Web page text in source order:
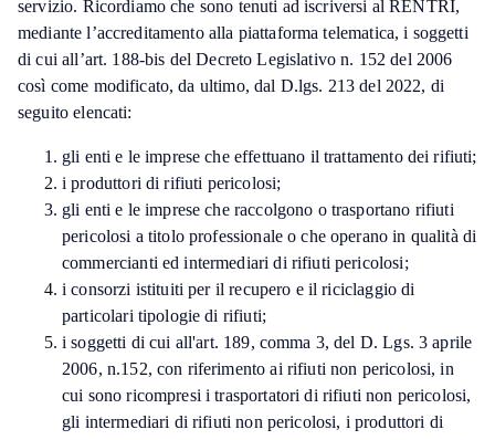
servizio. Ricordiamo che sono tenuti ad iscriversi al RENTRI,
mediante l’accreditamento alla piattaforma telematica, i soggetti
di cui all’art. 188-bis del Decreto Legislativo n. 152 del 2006
così come modificato, da ultimo, dal D.lgs. 213 del 2022, di
seguito elencati:
gli enti e le imprese che effettuano il trattamento dei rifiuti;
i produttori di rifiuti pericolosi;
gli enti e le imprese che raccolgono o trasportano rifiuti
pericolosi a titolo professionale o che operano in qualità di
commercianti ed intermediari di rifiuti pericolosi;
i consorzi istituiti per il recupero e il riciclaggio di
particolari tipologie di rifiuti;
i soggetti di cui all'art. 189, comma 3, del D. Lgs. 3 aprile
2006, n.152, con riferimento ai rifiuti non pericolosi, in
cui sono ricompresi i trasportatori di rifiuti non pericolosi,
gli intermediari di rifiuti non pericolosi, i produttori di